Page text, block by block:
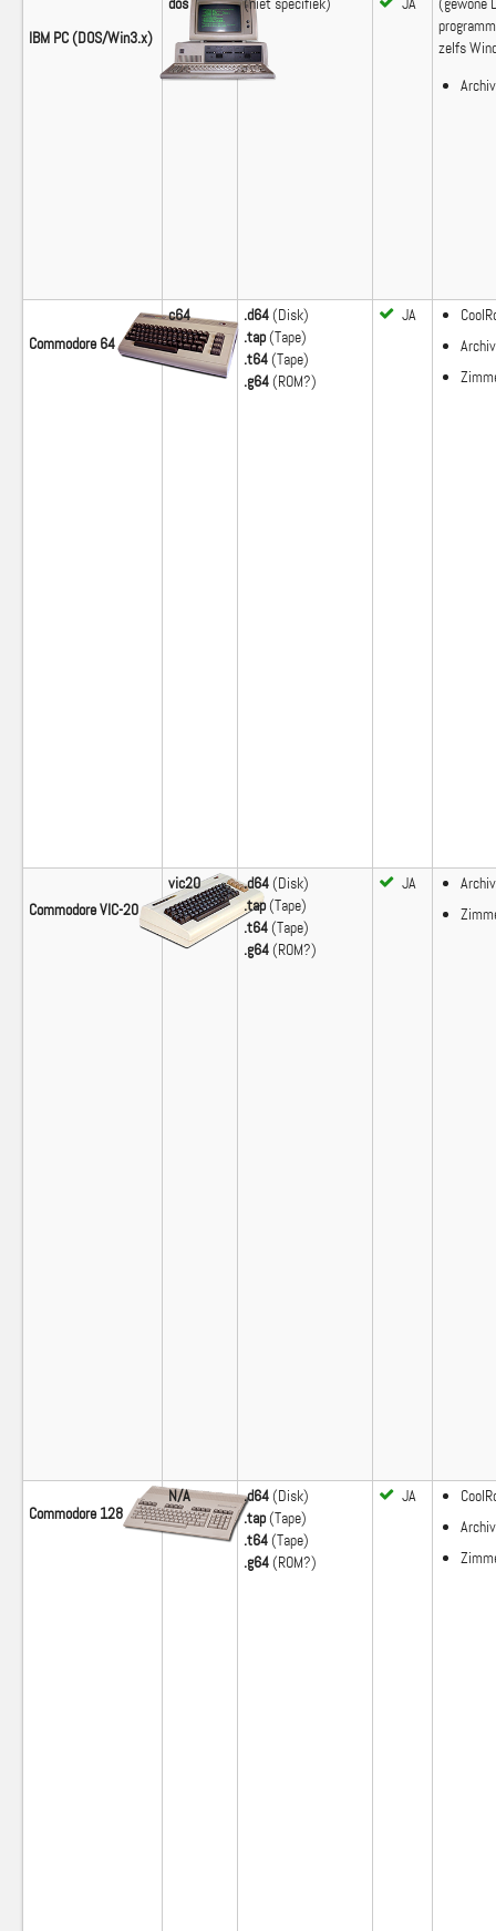
IBM PC (DOS/Win3.x)
zelfs
Commodore 64
c64 .d64(Disk)
.tap(Tape)
.t64(Tape)
.g64(ROM?)
JA
Commodore VIC-20
vic20 .d64(Disk)
.tap(Tape)
.t64(Tape)
.g64(ROM?)
JA
Commodore 128
N/A .d64(Disk)
.tap(Tape)
.t64(Tape)
.g64(ROM?)
JA